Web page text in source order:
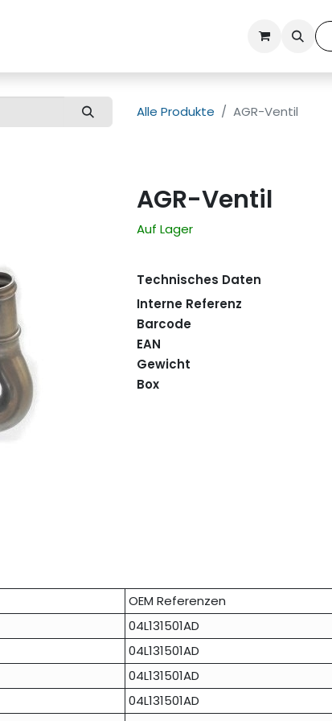
Alle Produkte AGR-Ventil
AGR-Ventil
Auf Lager
Technisches Daten
Interne Referenz
Barcode
EAN
Gewicht
Box
OEM Referenzen
04L131501AD
04L131501AD
04L131501AD
04L131501AD